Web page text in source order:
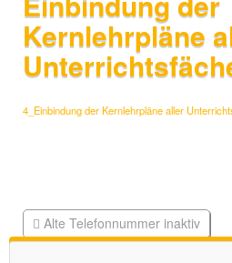
Kernlehrpläne
4_Einbindung der Kernlehrpläne aller
Alte Telefonnummer inaktiv